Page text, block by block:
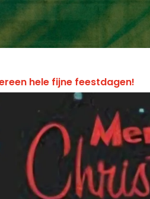
hele fijne feestdagen!